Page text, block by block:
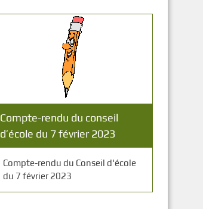
Compte-rendu du conseil
d’école du 7 février 2023
Compte-rendu du Conseil d'école
du 7 février 2023